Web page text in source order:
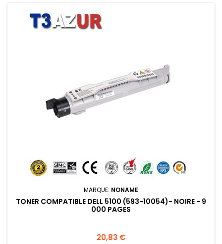
MARQUE: NONAME
TONER COMPATIBLE DELL 5100 (593-10054)- NOIRE - 9
000 PAGES
Prix
20,83 €